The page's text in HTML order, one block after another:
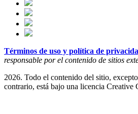
Términos de uso y política de
responsable por el contenido de sitios
2026. Todo el contenido del sitio,
contrario, está bajo una licencia Creative